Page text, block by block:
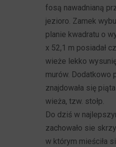
fosą nawadnianą
jezioro. Zamek
planie kwadratu o
x 52,1 m posiadał
wieże lekko
murów. Dodatkowo
znajdowała się
wieża, tzw. stołp.
Do dziś w
zachowało sie
w którym mieściła